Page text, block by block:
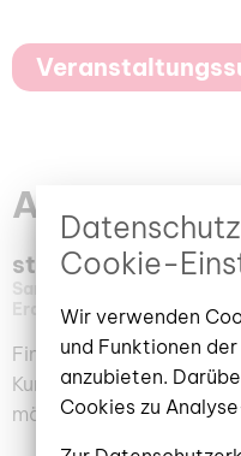
steampunk meets
Erdgeschoss, Kleine
Finden Sie heraus, was
Kunstgenre und die
mächtigen und realen
Cookie-
Wir verwenden
und Funktionen
anzubieten.
Cookies zu